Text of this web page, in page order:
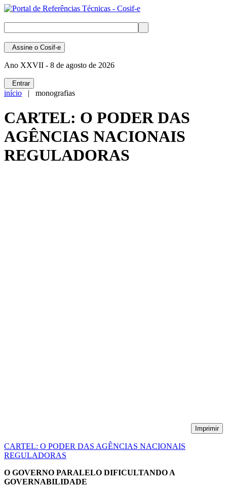
Assine o Cosif-e
Ano XXVII - 8 de agosto de 2026
Entrar
início | monografias
CARTEL: O PODER DAS
AGÊNCIAS NACIONAIS
REGULADORAS
Imprimir
CARTEL: O PODER DAS AGÊNCIAS NACIONAIS
REGULADORAS
O GOVERNO PARALELO DIFICULTANDO A
GOVERNABILIDADE